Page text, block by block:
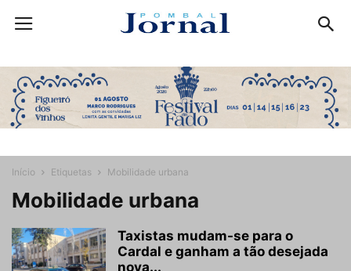
Início Etiquetas Mobilidade urbana
Mobilidade urbana
Taxistas mudam-se para o
Cardal e ganham a tão desejada
nova...